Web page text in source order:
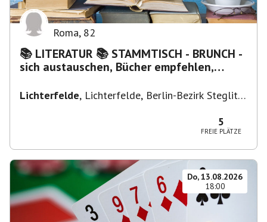
Roma, 82
📚 LITERATUR 📚 STAMMTISCH - BRUNCH -
sich austauschen, Bücher empfehlen,
Lichterfelde, Lichterfelde, Berlin-Bezirk Steglitz-
5
FREIE PLÄTZE
Do, 13.08.2026
18:00